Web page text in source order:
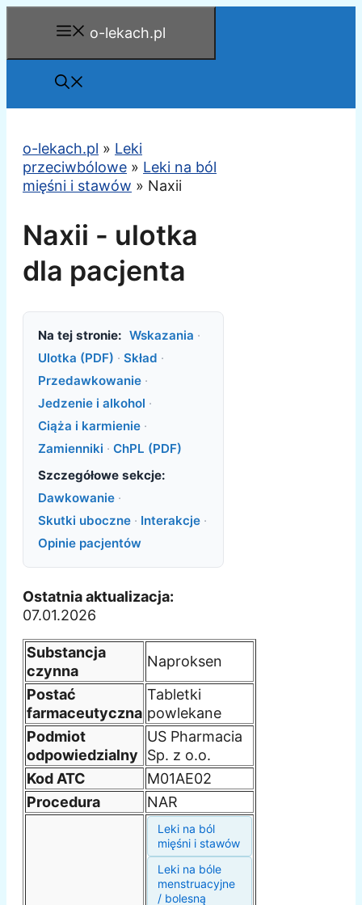
o-lekach.pl
o-lekach.pl » Leki
przeciwbólowe » Leki na ból
mięśni i stawów » Naxii
Naxii - ulotka
dla pacjenta
Na tej stronie: Wskazania ·
Ulotka (PDF) · Skład ·
Przedawkowanie ·
Jedzenie i alkohol ·
Ciąża i karmienie ·
Zamienniki · ChPL (PDF)
Szczegółowe sekcje:
Dawkowanie ·
Skutki uboczne · Interakcje ·
Opinie pacjentów
Ostatnia aktualizacja:
07.01.2026
Substancja
czynna
Naproksen
Postać
farmaceutyczna
Tabletki
powlekane
Podmiot
odpowiedzialny
US Pharmacia
Sp. z o.o.
Kod ATC
M01AE02
Procedura
NAR
Leki na ból
mięśni i stawów
Leki na bóle
menstruacyjne
/ bolesną